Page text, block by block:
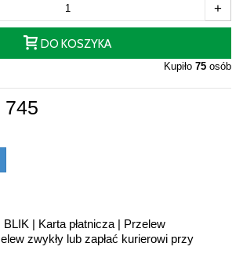
+
DO KOSZYKA
Kupiło 75 osób
745
BLIK | Karta płatnicza | Przelew
zwykły lub zapłać kurierowi przy